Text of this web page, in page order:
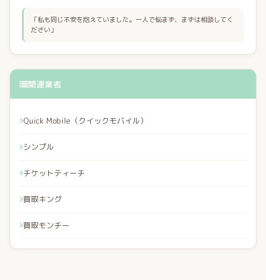
「私も同じ不安を抱えていました。一人で悩まず、まずは相談してく
ださい」
関連業者
Quick Mobile（クイックモバイル）
シンプル
チケットティーチ
買取キング
買取モンチー